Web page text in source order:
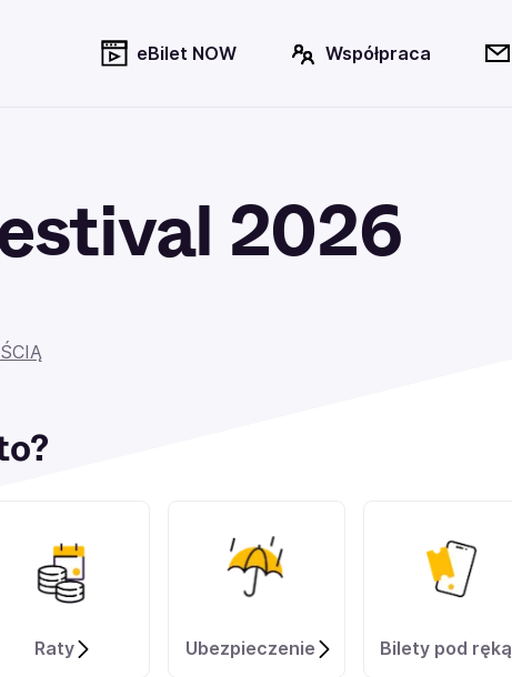
eBilet NOW Współpraca
2026
Raty Ubezpieczenie Bilety pod ręką